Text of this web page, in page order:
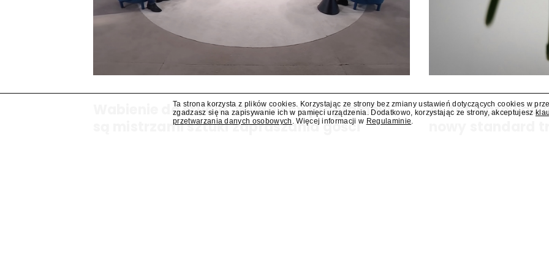
Wabienie do studia. Wydawcy programów
są mistrzami sztuki zapraszania gości
AI Act
Ta strona korzysta z plików cookies. Korzystając ze strony bez zmiany ustawień dotyczących cookies w
zgadzasz się na zapisywanie ich w pamięci urządzenia. Dodatkowo, korzystając ze strony, akceptujesz
przetwarzania danych osobowych . Więcej informacji w Regulaminie.